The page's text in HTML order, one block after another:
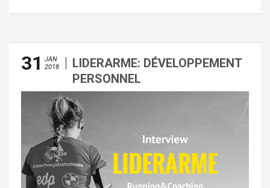
31
JAN
2018
LIDERARME: DÉVELOPPEMENT
PERSONNEL